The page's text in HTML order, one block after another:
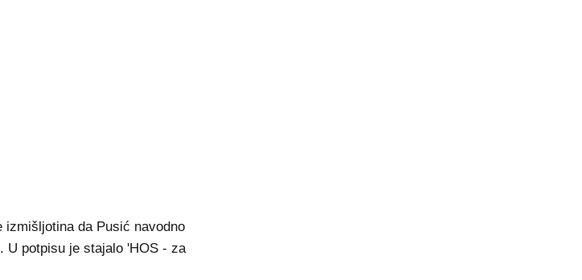
da Pusić navodno
U potpisu je stajalo 'HOS - za